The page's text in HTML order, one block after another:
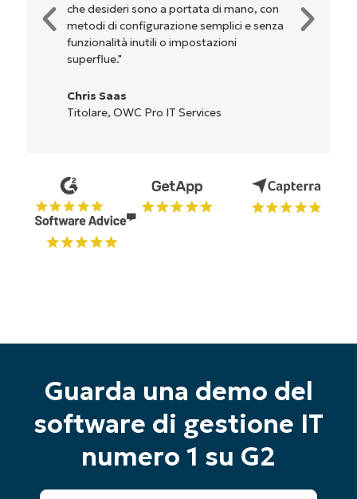
complicate. Tutte le opzioni e gli strumenti
sono indicati chiaramente e sono intuitivi, e
l'interfaccia è davvero facile da usare."
Reiffenberger.NET Technology Solutions
Guarda una demo del
software di gestione IT
numero 1 su G2
Nome
Inizia la tua prova di 14 giorni
completo a tutte le funzionalità